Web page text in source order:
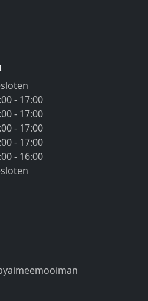
- 17:00
- 17:00
- 17:00
- 17:00
- 16:00